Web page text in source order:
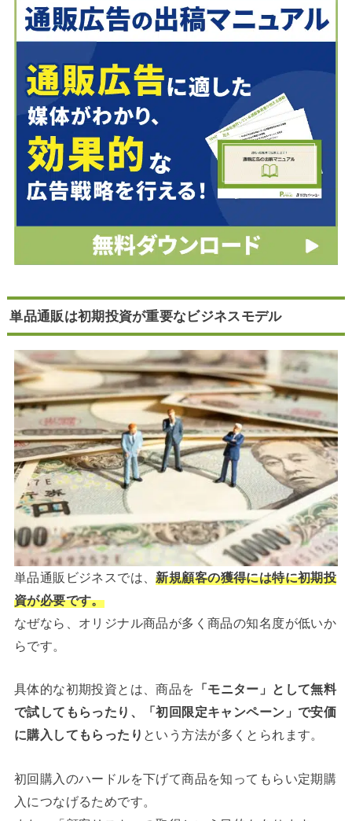
単品通販は初期投資が重要なビジネスモデル
単品通販ビジネスでは、新規顧客の獲得には特に初期投
資が必要です。
なぜなら、オリジナル商品が多く商品の知名度が低いか
らです。
具体的な初期投資とは、商品を 「モニター」として無料
で試してもらったり、「初回限定キャンペーン」で安価
に購入してもらったり という方法が多くとられます。
初回購入のハードルを下げて商品を知ってもらい定期購
入につなげるためです。